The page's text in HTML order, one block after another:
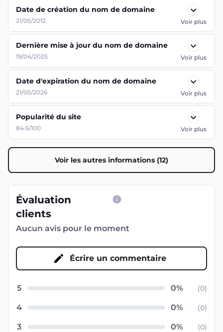
Date de création du nom de domaine
21/05/2012 Voir plus
Dernière mise à jour du nom de domaine
19/04/2025 Voir plus
Date d'expiration du nom de domaine
21/05/2026 Voir plus
Popularité du site
84.6/100 Voir plus
Voir les autres informations (12)
Évaluation
clients
Aucun avis pour le moment
Écrire un commentaire
5 (0)
4 (0)
3 (0)